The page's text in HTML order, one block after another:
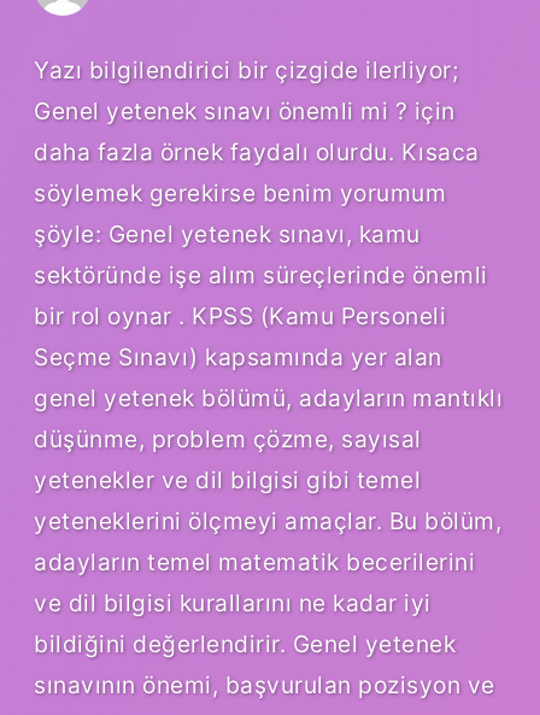
Yazı bilgilendirici bir çizgide ilerliyor;
Genel yetenek sınavı önemli mi ? için
daha fazla örnek faydalı olurdu. Kısaca
söylemek gerekirse benim yorumum
şöyle: Genel yetenek sınavı, kamu
sektöründe işe alım süreçlerinde önemli
bir rol oynar . KPSS (Kamu Personeli
Seçme Sınavı) kapsamında yer alan
genel yetenek bölümü, adayların mantıklı
düşünme, problem çözme, sayısal
yetenekler ve dil bilgisi gibi temel
yeteneklerini ölçmeyi amaçlar. Bu bölüm,
adayların temel matematik becerilerini
ve dil bilgisi kurallarını ne kadar iyi
bildiğini değerlendirir. Genel yetenek
sınavının önemi, başvurulan pozisyon ve